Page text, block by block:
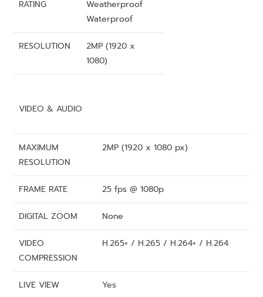
RATING
Weatherproof
Waterproof
RESOLUTION
2MP (1920 x
1080)
VIDEO & AUDIO
MAXIMUM
RESOLUTION
2MP (1920 x 1080 px)
FRAME RATE 25 fps @ 1080p
DIGITAL ZOOM None
VIDEO
COMPRESSION
H.265+ / H.265 / H.264+ / H.264
LIVE VIEW Yes